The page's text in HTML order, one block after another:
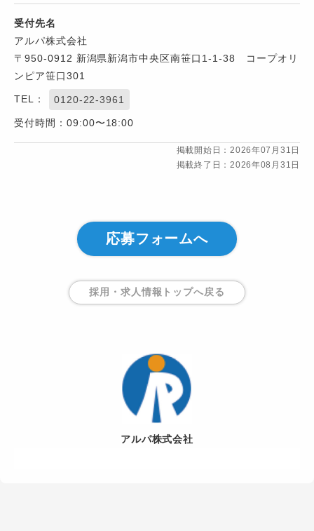
受付先名
アルパ株式会社
〒950-0912 新潟県新潟市中央区南笹口1-1-38 コープオリ
ンピア笹口301
TEL： 0120-22-3961
受付時間：09:00〜18:00
掲載開始日：2026年07月31日
掲載終了日：2026年08月31日
応募フォームへ
採用・求人情報トップへ戻る
アルパ株式会社